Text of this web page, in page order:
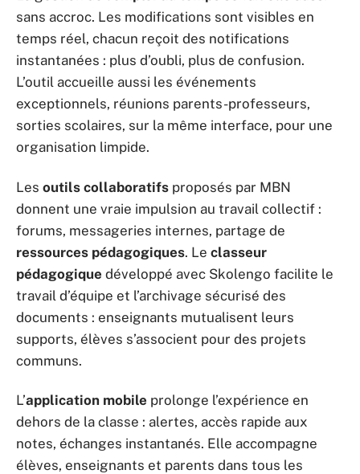
sans accroc. Les modifications sont visibles en
temps réel, chacun reçoit des notifications
instantanées : plus d’oubli, plus de confusion.
L’outil accueille aussi les événements
exceptionnels, réunions parents-professeurs,
sorties scolaires, sur la même interface, pour une
organisation limpide.
Les outils collaboratifs proposés par MBN
donnent une vraie impulsion au travail collectif :
forums, messageries internes, partage de
ressources pédagogiques. Le classeur
pédagogique développé avec Skolengo facilite le
travail d’équipe et l’archivage sécurisé des
documents : enseignants mutualisent leurs
supports, élèves s’associent pour des projets
communs.
L’application mobile prolonge l’expérience en
dehors de la classe : alertes, accès rapide aux
notes, échanges instantanés. Elle accompagne
élèves, enseignants et parents dans tous les